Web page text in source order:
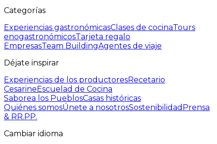
Categorías
Experiencias gastronómicasClases de cocinaTours
enogastronómicosTarjeta regalo
EmpresasTeam BuildingAgentes de viaje
Déjate inspirar
Experiencias de los productoresRecetario
CesarineEscuelad de Cocina
Saborea los PueblosCasas históricas
Quiénes somosÚnete a nosotrosSostenibilidad Prensa
& RR.PP.
Cambiar idioma